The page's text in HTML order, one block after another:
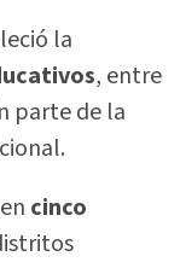
la
, entre
parte de la
cinco